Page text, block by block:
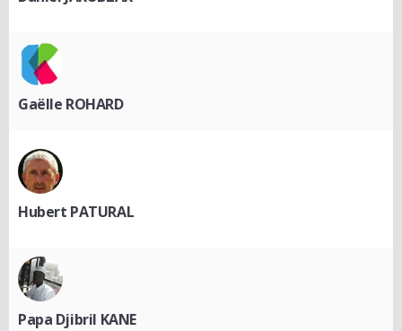
Gaëlle ROHARD
Hubert PATURAL
Papa Djibril KANE